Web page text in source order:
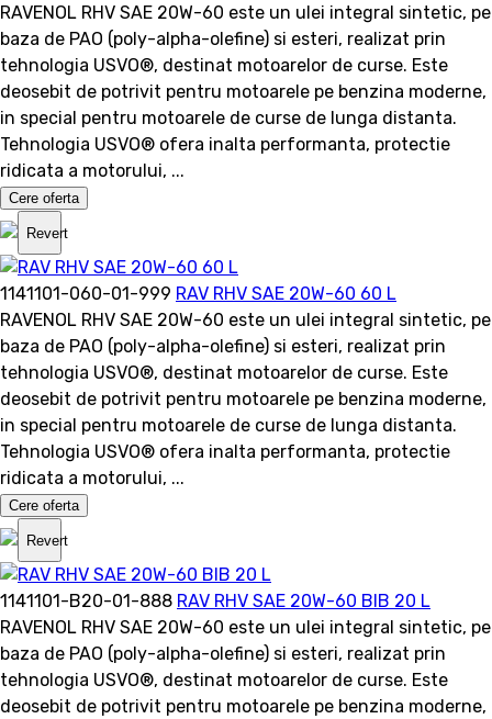
RAVENOL RHV SAE 20W-60 este un ulei integral sintetic, pe
baza de PAO (poly-alpha-olefine) si esteri, realizat prin
tehnologia USVO®, destinat motoarelor de curse. Este
deosebit de potrivit pentru motoarele pe benzina moderne,
in special pentru motoarele de curse de lunga distanta.
Tehnologia USVO® ofera inalta performanta, protectie
ridicata a motorului, ...
Cere oferta
Revert
1141101-060-01-999 RAV RHV SAE 20W-60 60 L
RAVENOL RHV SAE 20W-60 este un ulei integral sintetic, pe
baza de PAO (poly-alpha-olefine) si esteri, realizat prin
tehnologia USVO®, destinat motoarelor de curse. Este
deosebit de potrivit pentru motoarele pe benzina moderne,
in special pentru motoarele de curse de lunga distanta.
Tehnologia USVO® ofera inalta performanta, protectie
ridicata a motorului, ...
Cere oferta
Revert
1141101-B20-01-888 RAV RHV SAE 20W-60 BIB 20 L
RAVENOL RHV SAE 20W-60 este un ulei integral sintetic, pe
baza de PAO (poly-alpha-olefine) si esteri, realizat prin
tehnologia USVO®, destinat motoarelor de curse. Este
deosebit de potrivit pentru motoarele pe benzina moderne,